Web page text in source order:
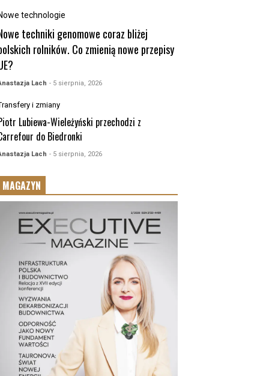
technologie
techniki genomowe coraz bliżej
rolników. Co zmienią nowe przepisy
Lach - 5 sierpnia, 2026
i zmiany
Lubiewa-Wieleżyński przechodzi z
do Biedronki
Lach - 5 sierpnia, 2026
MAGAZYN